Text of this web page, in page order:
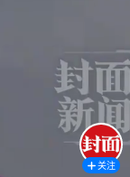
关注